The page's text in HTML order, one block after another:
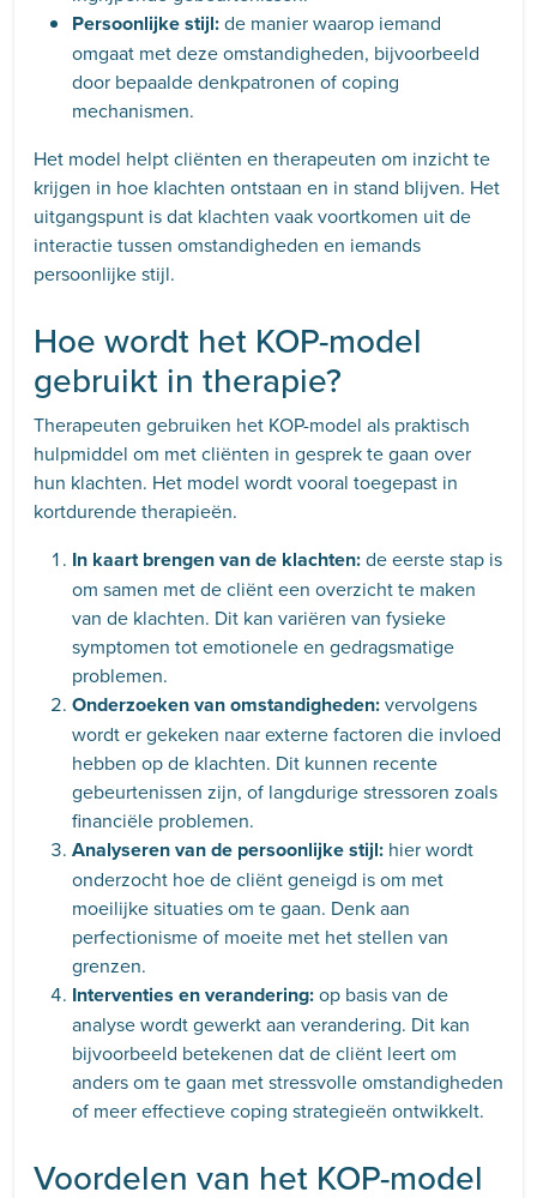
Persoonlijke stijl:de manier waarop iemand
omgaat met deze omstandigheden, bijvoorbeeld
door bepaalde denkpatronen of coping
mechanismen.
Het model helpt cliënten en therapeuten om inzicht te
krijgen in hoe klachten ontstaan en in stand blijven. Het
uitgangspunt is dat klachten vaak voortkomen uit de
interactie tussen omstandigheden en iemands
persoonlijke stijl.
Hoe wordt het KOP-model
gebruikt in therapie?
Therapeuten gebruiken het KOP-model als praktisch
hulpmiddel om met cliënten in gesprek te gaan over
hun klachten. Het model wordt vooral toegepast in
kortdurende therapieën.
In kaart brengen van de klachten:de eerste stap is
om samen met de cliënt een overzicht te maken
van de klachten. Dit kan variëren van fysieke
symptomen tot emotionele en gedragsmatige
problemen.
Onderzoeken van omstandigheden:vervolgens
wordt er gekeken naar externe factoren die invloed
hebben op de klachten. Dit kunnen recente
gebeurtenissen zijn, of langdurige stressoren zoals
financiële problemen.
Analyseren van de persoonlijke stijl: hier wordt
onderzocht hoe de cliënt geneigd is om met
moeilijke situaties om te gaan. Denk aan
perfectionisme of moeite met het stellen van
grenzen.
Interventies en verandering:op basis van de
analyse wordt gewerkt aan verandering. Dit kan
bijvoorbeeld betekenen dat de cliënt leert om
anders om te gaan met stressvolle omstandigheden
of meer effectieve coping strategieën ontwikkelt.
Voordelen van het KOP-model